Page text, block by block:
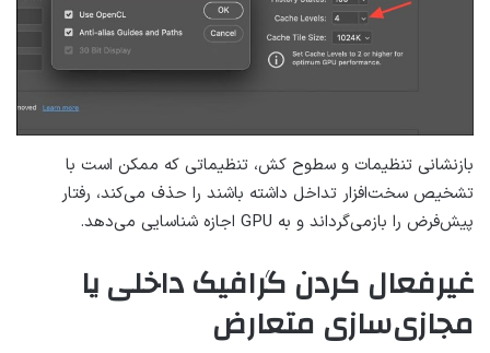
بازنشانی تنظیمات و سطوح کش، تنظیماتی که ممکن است با
تشخیص سخت‌افزار تداخل داشته باشند را حذف می‌کند، رفتار
پیش‌فرض را بازمی‌گرداند و به GPU اجازه شناسایی می‌دهد.
غیرفعال کردن گرافیک داخلی یا
مجازی‌سازی متعارض